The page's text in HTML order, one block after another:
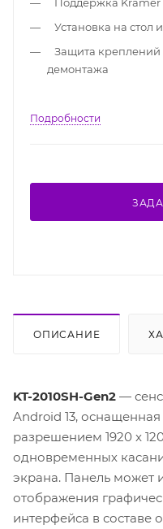
Установка на стол
Защита креплений
демонтажа
Подробности
ОПИСАНИЕ
KT-2010SH-Gen2 —
Android 13, оснащенная
разрешением 1920 x
одновременных
экрана. Панель может
отображения
интерфейса в